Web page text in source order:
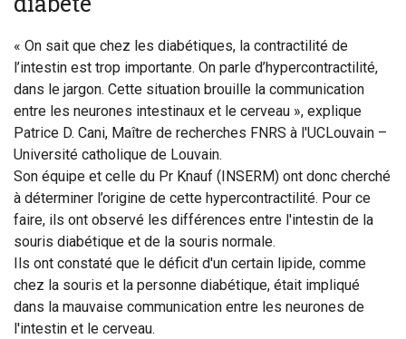
« On sait que chez les diabétiques, la contractilité de
l’intestin est trop importante. On parle d’hypercontractilité,
dans le jargon. Cette situation brouille la communication
entre les neurones intestinaux et le cerveau », explique
Patrice D. Cani, Maître de recherches FNRS à l'UCLouvain –
Université catholique de Louvain.
Son équipe et celle du Pr Knauf (INSERM) ont donc cherché
à déterminer l’origine de cette hypercontractilité. Pour ce
faire, ils ont observé les différences entre l'intestin de la
souris diabétique et de la souris normale.
Ils ont constaté que le déficit d'un certain lipide, comme
chez la souris et la personne diabétique, était impliqué
dans la mauvaise communication entre les neurones de
l'intestin et le cerveau.